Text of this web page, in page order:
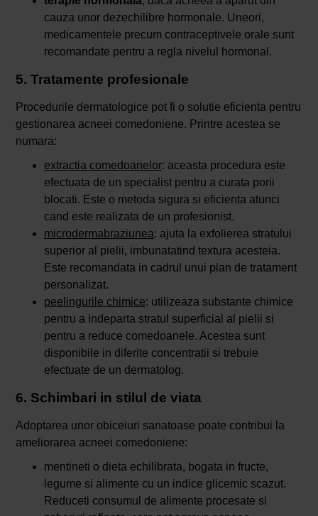
cauza unor dezechilibre hormonale. Uneori,
medicamentele precum contraceptivele orale sunt
recomandate pentru a regla nivelul hormonal.
5. Tratamente profesionale
Procedurile dermatologice pot fi o solutie eficienta pentru
gestionarea acneei comedoniene. Printre acestea se
numara:
extractia comedoanelor: aceasta procedura este
efectuata de un specialist pentru a curata porii
blocati. Este o metoda sigura si eficienta atunci
cand este realizata de un profesionist.
microdermabraziunea: ajuta la exfolierea stratului
superior al pielii, imbunatatind textura acesteia.
Este recomandata in cadrul unui plan de tratament
personalizat.
peelingurile chimice: utilizeaza substante chimice
pentru a indeparta stratul superficial al pielii si
pentru a reduce comedoanele. Acestea sunt
disponibile in diferite concentratii si trebuie
efectuate de un dermatolog.
6. Schimbari in stilul de viata
Adoptarea unor obiceiuri sanatoase poate contribui la
ameliorarea acneei comedoniene:
mentineti o dieta echilibrata, bogata in fructe,
legume si alimente cu un indice glicemic scazut.
Reduceti consumul de alimente procesate si